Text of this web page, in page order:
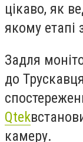
цікаво, як
якому етапі
Задля
до
Qtek
камеру.